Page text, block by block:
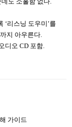
‘리스닝 도우미’를
지 아우른다.
디오 CD 포함.
가이드